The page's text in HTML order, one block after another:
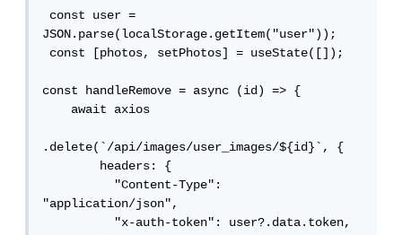
const user =
JSON.parse(localStorage.getItem("user"));
const [photos, setPhotos] = useState([]);
const handleRemove = async (id) => {
    await axios
.delete(`/api/images/user_images/${id}`, {
        headers: {
          "Content-Type":
"application/json",
          "x-auth-token": user?.data.token,